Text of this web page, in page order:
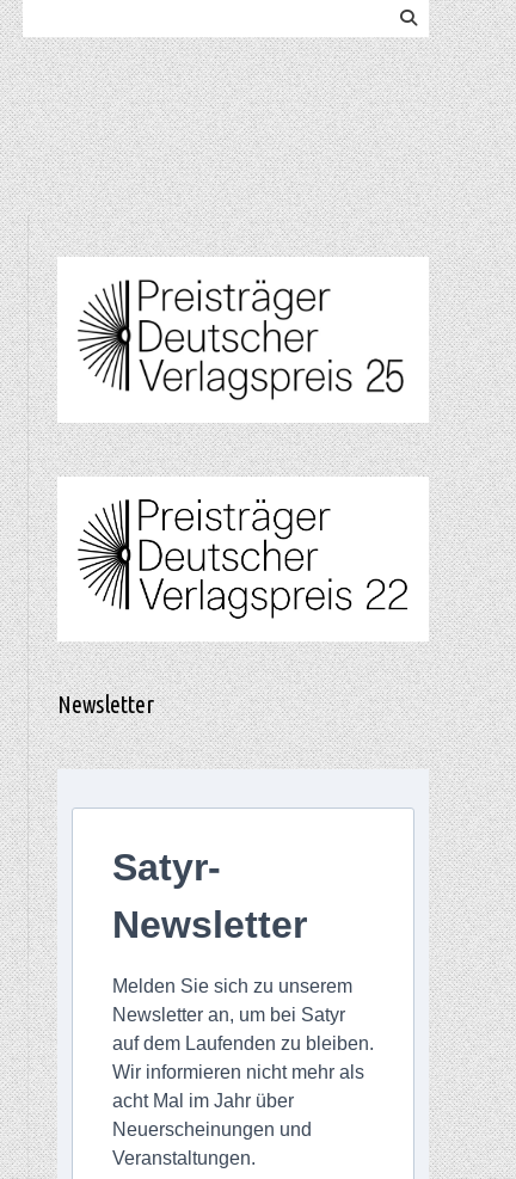
Newsletter
Satyr-
Newsletter
Melden Sie sich zu unserem
Newsletter an, um bei Satyr
auf dem Laufenden zu bleiben.
Wir informieren nicht mehr als
acht Mal im Jahr über
Neuerscheinungen und
Veranstaltungen.